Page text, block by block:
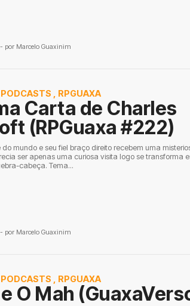
por Marcelo Guaxinim
PODCASTS RPGUAXA
Carta de Charles
(RPGuaxa #222)
mundo e seu fiel braço direito recebem uma
ser apenas uma curiosa visita logo se transforma
cabeça. Tema...
por Marcelo Guaxinim
PODCASTS RPGUAXA
O Mah